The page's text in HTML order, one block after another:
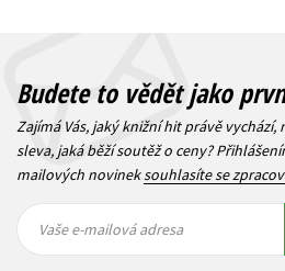
Budete to vědět jako
Zajímá Vás, jaký knižní hit právě vychází,
sleva, jaká běží soutěž o ceny?
mailových novineksouhlasíte se
mailová
mailová
Vaše e-mailová adresa